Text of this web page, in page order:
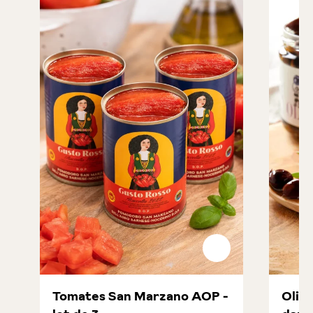
Tomates San Marzano AOP -